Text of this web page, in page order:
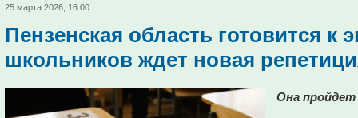
25 марта 2026, 16:00
Пензенская область готовится к
школьников ждет новая
Она пройдет